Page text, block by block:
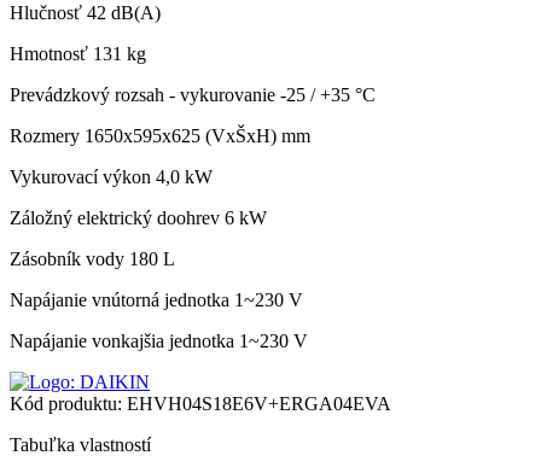
Hlučnosť 42 dB(A)
Hmotnosť 131 kg
Prevádzkový rozsah - vykurovanie -25 / +35 °C
Rozmery 1650x595x625 (VxŠxH) mm
Vykurovací výkon 4,0 kW
Záložný elektrický doohrev 6 kW
Zásobník vody 180 L
Napájanie vnútorná jednotka 1~230 V
Napájanie vonkajšia jednotka 1~230 V
Kód produktu: EHVH04S18E6V+ERGA04EVA
Tabuľka vlastností